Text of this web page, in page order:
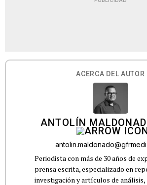
ACERCA DEL AUTOR
ANTOLÍN
Periodista con más de 30 años de
prensa escrita, especializado en
investigación y artículos de análisis,